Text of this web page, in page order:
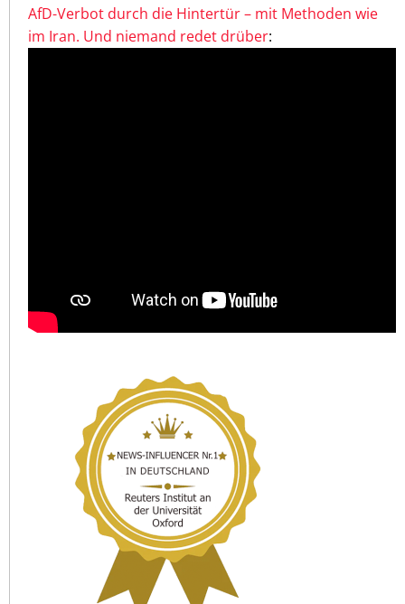
AfD-Verbot durch die Hintertür – mit Methoden wie
im Iran. Und niemand redet drüber: